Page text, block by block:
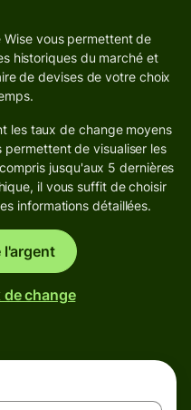
vous permettent de
historiques du marché et
de devises de votre choix
les taux de change moyens
de visualiser les
jusqu'aux 5 dernières
il vous suffit de choisir
informations détaillées.
l'argent
de change